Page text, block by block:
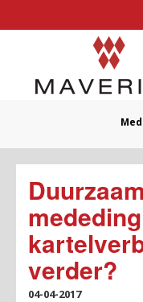
verder?
04-04-2017